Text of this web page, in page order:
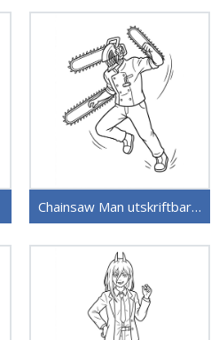
Chainsaw Man utskriftbar for barn